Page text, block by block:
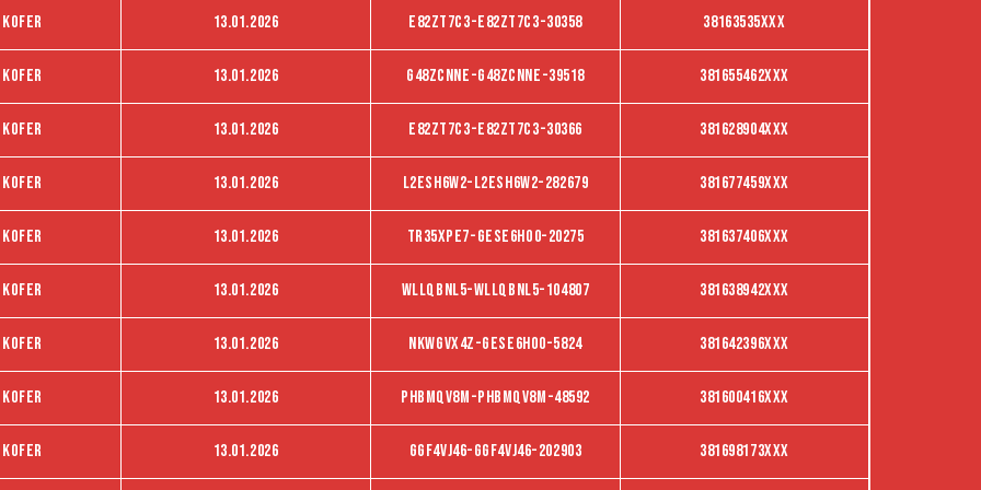
kofer 13.01.2026 E82zT7C3-E82ZT7C3-30358 38163535XXX
kofer 13.01.2026 G48ZCNNE-G48ZCNNE-39518 381655462XXX
kofer 13.01.2026 E82ZT7C3-E82ZT7C3-30366 381628904XXX
kofer 13.01.2026 L2ESH6W2-L2ESH6W2-282679 381677459XXX
kofer 13.01.2026 TR35XPE7-GESE6Ho0-20275 381637406XXX
kofer 13.01.2026 WLLQBNL5-WLLQBNL5-104807 381638942XXX
kofer 13.01.2026 NKWGVX4Z-Gese6ho0-5824 381642396XXX
kofer 13.01.2026 PHBMQV8M-PHBMQV8M-48592 381600416XXX
kofer 13.01.2026 Ggf4vj46-Ggf4vj46-202903 381698173XXX